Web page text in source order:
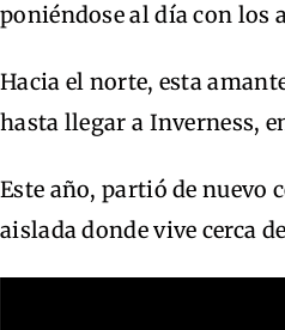
poniéndose al día con los
Hacia el norte, esta
hasta llegar a Inverness,
Este año, partió de nuevo
aislada donde vive cerca